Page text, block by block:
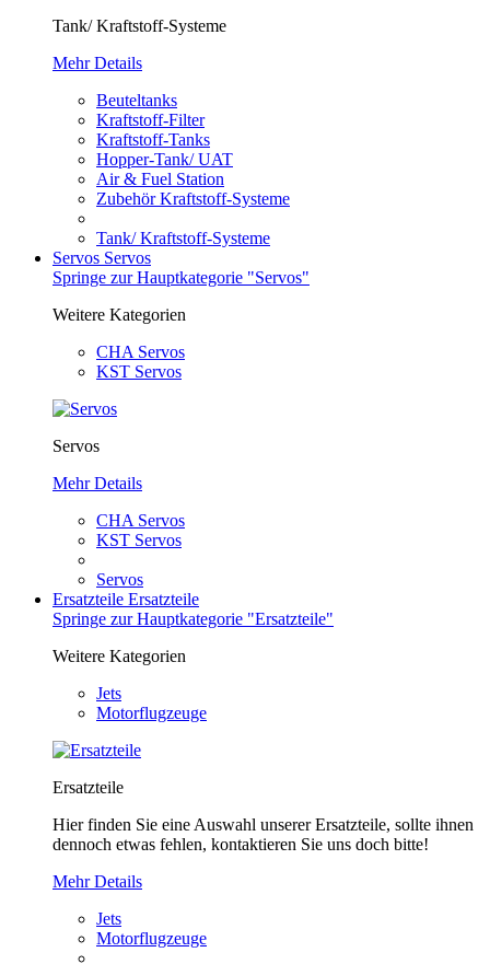
Tank/ Kraftstoff-Systeme
Mehr Details
Beuteltanks
Kraftstoff-Filter
Kraftstoff-Tanks
Hopper-Tank/ UAT
Air & Fuel Station
Zubehör Kraftstoff-Systeme
Tank/ Kraftstoff-Systeme
Servos Servos
Springe zur Hauptkategorie "Servos"
Weitere Kategorien
CHA Servos
KST Servos
Servos
Mehr Details
CHA Servos
KST Servos
Servos
Ersatzteile Ersatzteile
Springe zur Hauptkategorie "Ersatzteile"
Weitere Kategorien
Jets
Motorflugzeuge
Ersatzteile
Hier finden Sie eine Auswahl unserer Ersatzteile, sollte ihnen
dennoch etwas fehlen, kontaktieren Sie uns doch bitte!
Mehr Details
Jets
Motorflugzeuge